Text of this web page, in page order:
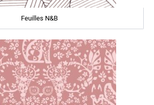
Feuilles N&B